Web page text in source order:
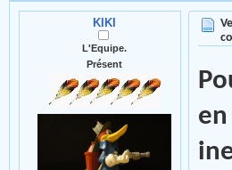
KIKI
L'Equipe.
Présent